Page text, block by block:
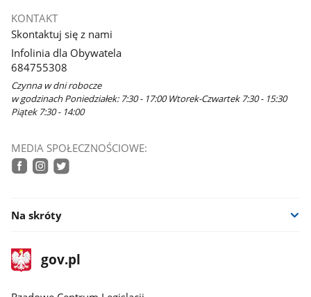
KONTAKT
Skontaktuj się z nami
Infolinia dla Obywatela
684755308
Czynna w dni robocze
w godzinach Poniedziałek: 7:30 - 17:00 Wtorek-Czwartek 7:30 - 15:30
Piątek 7:30 - 14:00
MEDIA SPOŁECZNOŚCIOWE:
Na skróty
stopka
gov.plStrona
gov.pl